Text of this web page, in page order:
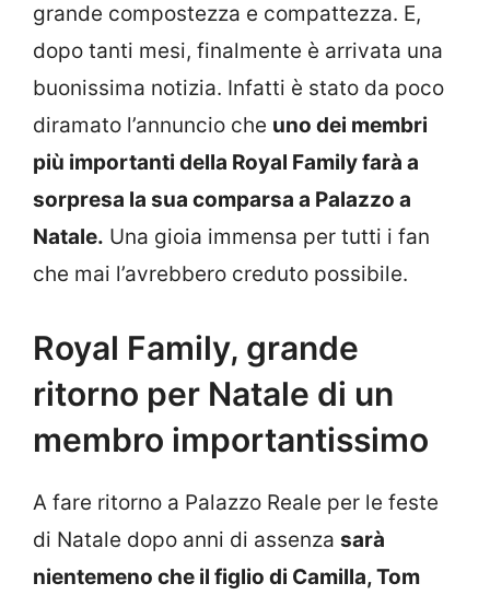
grande compostezza e compattezza. E,
dopo tanti mesi, finalmente è arrivata una
buonissima notizia. Infatti è stato da poco
diramato l’annuncio che uno dei membri
più importanti della Royal Family farà a
sorpresa la sua comparsa a Palazzo a
Natale. Una gioia immensa per tutti i fan
che mai l’avrebbero creduto possibile.
Royal Family, grande
ritorno per Natale di un
membro importantissimo
A fare ritorno a Palazzo Reale per le feste
di Natale dopo anni di assenza sarà
nientemeno che il figlio di Camilla, Tom